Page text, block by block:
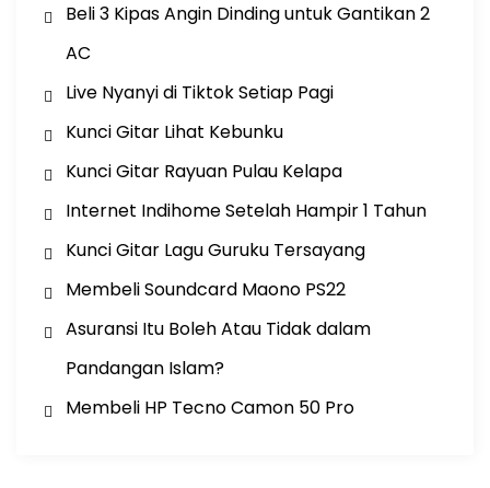
Beli 3 Kipas Angin Dinding untuk Gantikan 2
AC
Live Nyanyi di Tiktok Setiap Pagi
Kunci Gitar Lihat Kebunku
Kunci Gitar Rayuan Pulau Kelapa
Internet Indihome Setelah Hampir 1 Tahun
Kunci Gitar Lagu Guruku Tersayang
Membeli Soundcard Maono PS22
Asuransi Itu Boleh Atau Tidak dalam
Pandangan Islam?
Membeli HP Tecno Camon 50 Pro